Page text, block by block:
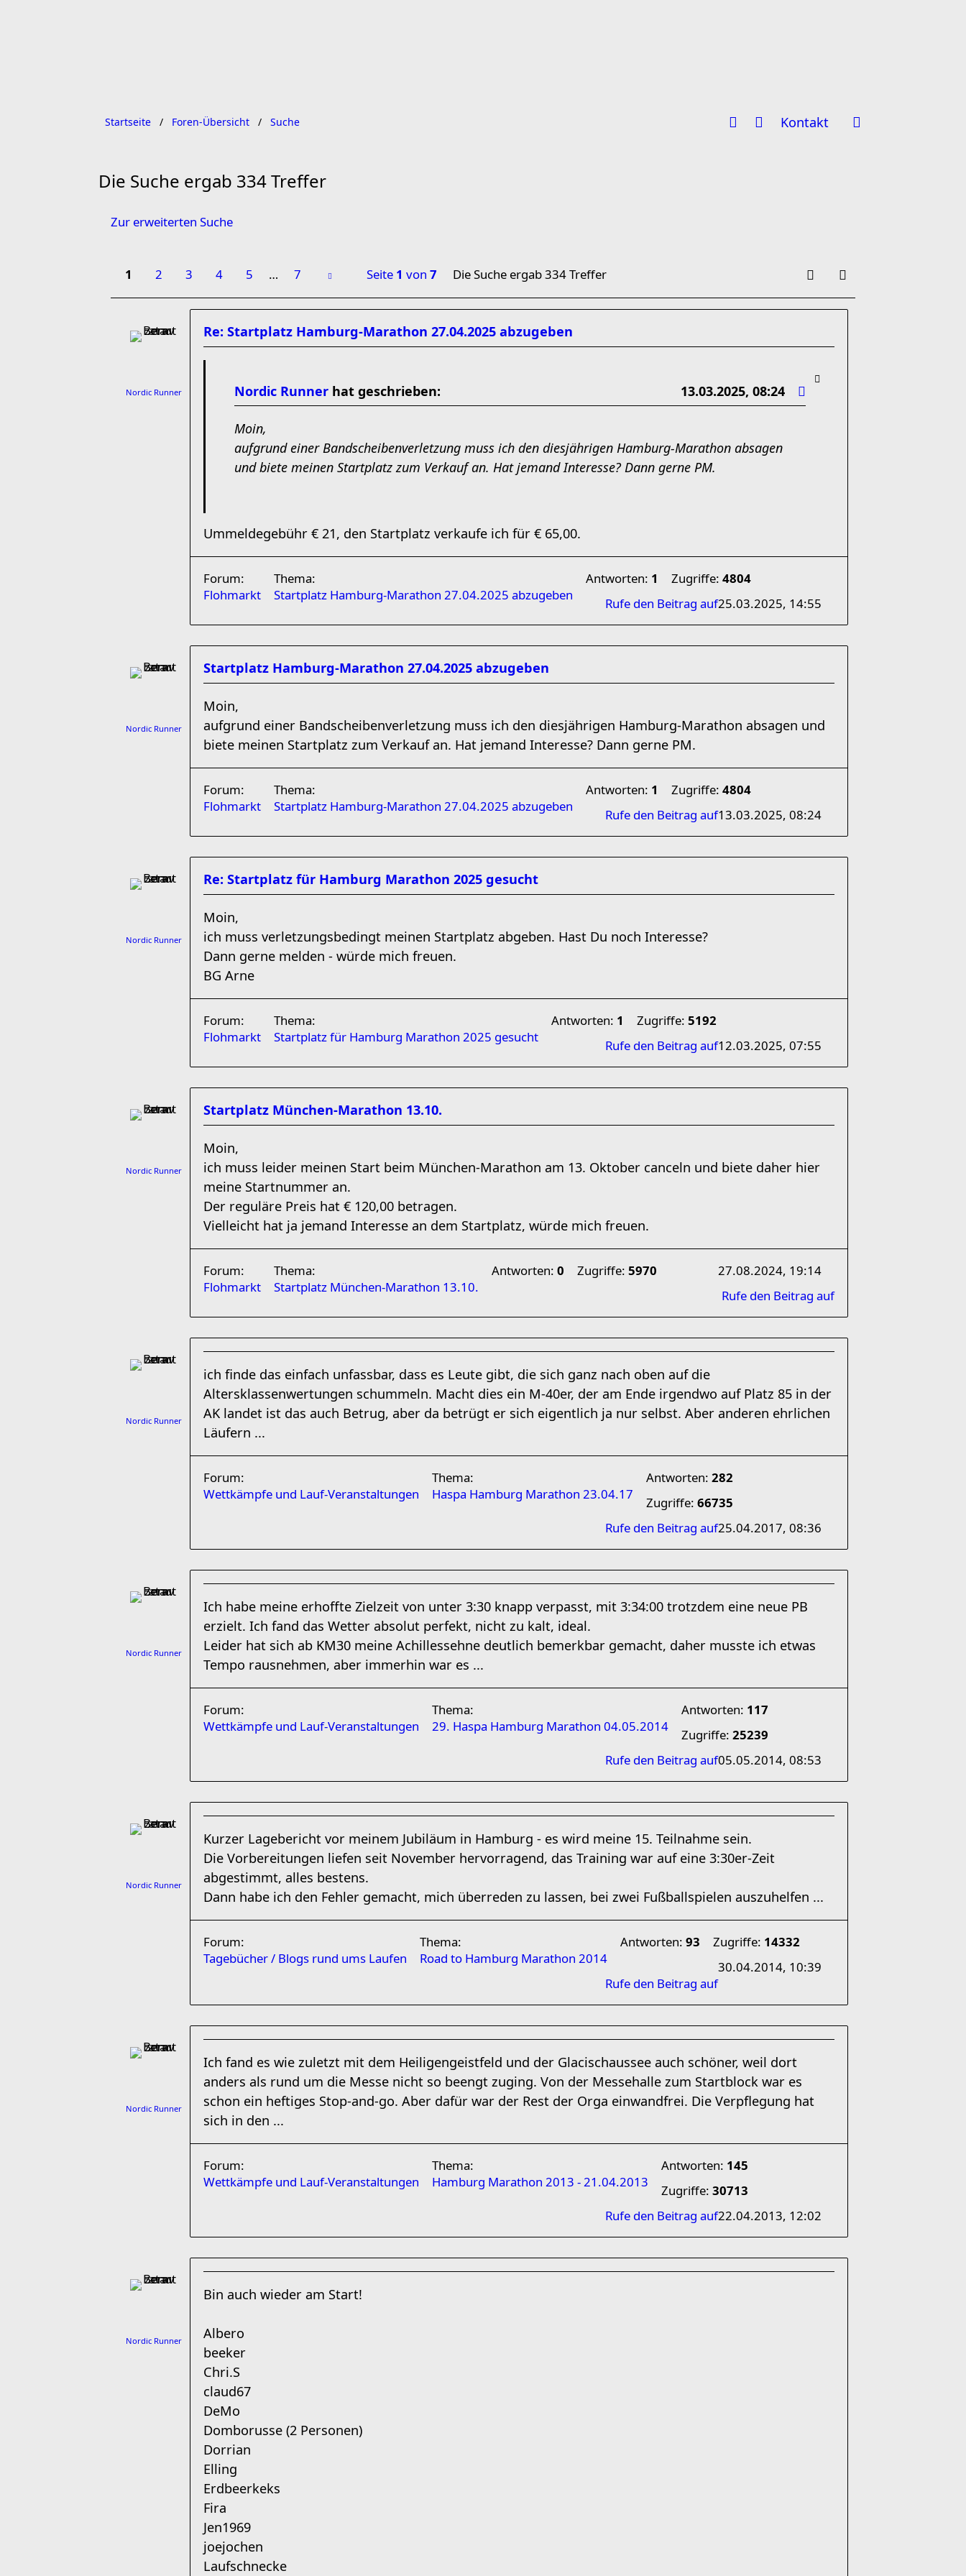
Kontakt
Startseite Foren-Übersicht Suche
Die Suche ergab 334 Treffer
Zur erweiterten Suche
1 2 3 4 5 … 7 Seite 1 von 7 Die Suche ergab 334 Treffer
Nordic Runner
Re: Startplatz Hamburg-Marathon 27.04.2025 abzugeben
Nordic Runner hat geschrieben: 13.03.2025, 08:24
Moin,
aufgrund einer Bandscheibenverletzung muss ich den diesjährigen Hamburg-Marathon absagen
und biete meinen Startplatz zum Verkauf an. Hat jemand Interesse? Dann gerne PM.
Ummeldegebühr € 21, den Startplatz verkaufe ich für € 65,00.
Forum:
Flohmarkt
Thema:
Startplatz Hamburg-Marathon 27.04.2025 abzugeben
Antworten: 1 Zugriffe: 4804
25.03.2025, 14:55
Rufe den Beitrag auf
Nordic Runner
Startplatz Hamburg-Marathon 27.04.2025 abzugeben
Moin,
aufgrund einer Bandscheibenverletzung muss ich den diesjährigen Hamburg-Marathon absagen und
biete meinen Startplatz zum Verkauf an. Hat jemand Interesse? Dann gerne PM.
Forum:
Flohmarkt
Thema:
Startplatz Hamburg-Marathon 27.04.2025 abzugeben
Antworten: 1 Zugriffe: 4804
13.03.2025, 08:24
Rufe den Beitrag auf
Nordic Runner
Re: Startplatz für Hamburg Marathon 2025 gesucht
Moin,
ich muss verletzungsbedingt meinen Startplatz abgeben. Hast Du noch Interesse?
Dann gerne melden - würde mich freuen.
BG Arne
Forum:
Flohmarkt
Thema:
Startplatz für Hamburg Marathon 2025 gesucht
Antworten: 1 Zugriffe: 5192
12.03.2025, 07:55
Rufe den Beitrag auf
Nordic Runner
Startplatz München-Marathon 13.10.
Moin,
ich muss leider meinen Start beim München-Marathon am 13. Oktober canceln und biete daher hier
meine Startnummer an.
Der reguläre Preis hat € 120,00 betragen.
Vielleicht hat ja jemand Interesse an dem Startplatz, würde mich freuen.
Forum:
Flohmarkt
Thema:
Startplatz München-Marathon 13.10.
Antworten: 0 Zugriffe: 5970
27.08.2024, 19:14
Rufe den Beitrag auf
Nordic Runner
ich finde das einfach unfassbar, dass es Leute gibt, die sich ganz nach oben auf die
Altersklassenwertungen schummeln. Macht dies ein M-40er, der am Ende irgendwo auf Platz 85 in der
AK landet ist das auch Betrug, aber da betrügt er sich eigentlich ja nur selbst. Aber anderen ehrlichen
Läufern ...
Forum:
Wettkämpfe und Lauf-Veranstaltungen
Thema:
Haspa Hamburg Marathon 23.04.17
Antworten: 282
Zugriffe: 66735
25.04.2017, 08:36
Rufe den Beitrag auf
Nordic Runner
Ich habe meine erhoffte Zielzeit von unter 3:30 knapp verpasst, mit 3:34:00 trotzdem eine neue PB
erzielt. Ich fand das Wetter absolut perfekt, nicht zu kalt, ideal.
Leider hat sich ab KM30 meine Achillessehne deutlich bemerkbar gemacht, daher musste ich etwas
Tempo rausnehmen, aber immerhin war es ...
Forum:
Wettkämpfe und Lauf-Veranstaltungen
Thema:
29. Haspa Hamburg Marathon 04.05.2014
Antworten: 117
Zugriffe: 25239
05.05.2014, 08:53
Rufe den Beitrag auf
Nordic Runner
Kurzer Lagebericht vor meinem Jubiläum in Hamburg - es wird meine 15. Teilnahme sein.
Die Vorbereitungen liefen seit November hervorragend, das Training war auf eine 3:30er-Zeit
abgestimmt, alles bestens.
Dann habe ich den Fehler gemacht, mich überreden zu lassen, bei zwei Fußballspielen auszuhelfen ...
Forum:
Tagebücher / Blogs rund ums Laufen
Thema:
Road to Hamburg Marathon 2014
Antworten: 93 Zugriffe: 14332
30.04.2014, 10:39
Rufe den Beitrag auf
Nordic Runner
Ich fand es wie zuletzt mit dem Heiligengeistfeld und der Glacischaussee auch schöner, weil dort
anders als rund um die Messe nicht so beengt zuging. Von der Messehalle zum Startblock war es
schon ein heftiges Stop-and-go. Aber dafür war der Rest der Orga einwandfrei. Die Verpflegung hat
sich in den ...
Forum:
Wettkämpfe und Lauf-Veranstaltungen
Thema:
Hamburg Marathon 2013 - 21.04.2013
Antworten: 145
Zugriffe: 30713
22.04.2013, 12:02
Rufe den Beitrag auf
Nordic Runner
Bin auch wieder am Start!
Albero
beeker
Chri.S
claud67
DeMo
Domborusse (2 Personen)
Dorrian
Elling
Erdbeerkeks
Fira
Jen1969
joejochen
Laufschnecke